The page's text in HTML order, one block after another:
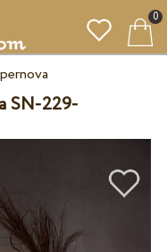
0
SN-229-